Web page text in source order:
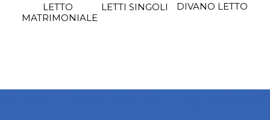
LETTO
MATRIMONIALE
LETTI SINGOLI DIVANO LETTO